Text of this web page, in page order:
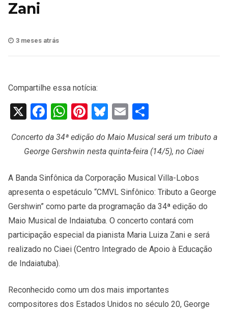
Zani
3 meses atrás
Compartilhe essa notícia:
X Facebook
WhatsApp
Pinterest
Bluesky
Email
Concerto da 34ª edição do Maio Musical será um tributo a
George Gershwin nesta quinta-feira (14/5), no Ciaei
A Banda Sinfônica da Corporação Musical Villa-Lobos
apresenta o espetáculo “CMVL Sinfônico: Tributo a George
Gershwin” como parte da programação da 34ª edição do
Maio Musical de Indaiatuba. O concerto contará com
participação especial da pianista Maria Luiza Zani e será
realizado no Ciaei (Centro Integrado de Apoio à Educação
de Indaiatuba).
Reconhecido como um dos mais importantes
compositores dos Estados Unidos no século 20, George